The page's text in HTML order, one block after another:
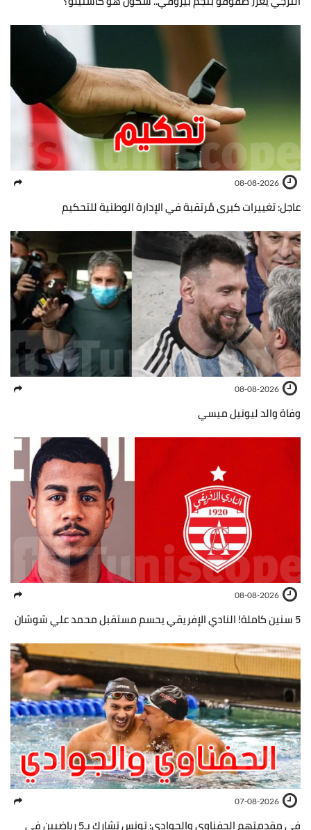
08-08-2026
عاجل: تغييرات كبرى مُرتقبة في الإدارة الوطنية للتحكيم
08-08-2026
وفاة والد ليونيل ميسي
08-08-2026
5 سنين كاملة! النادي الإفريقي يحسم مستقبل محمد علي شوشان
07-08-2026
في مقدمتهم الحفناوي والجوادي: تونس تشارك بـ5 رياضيين في